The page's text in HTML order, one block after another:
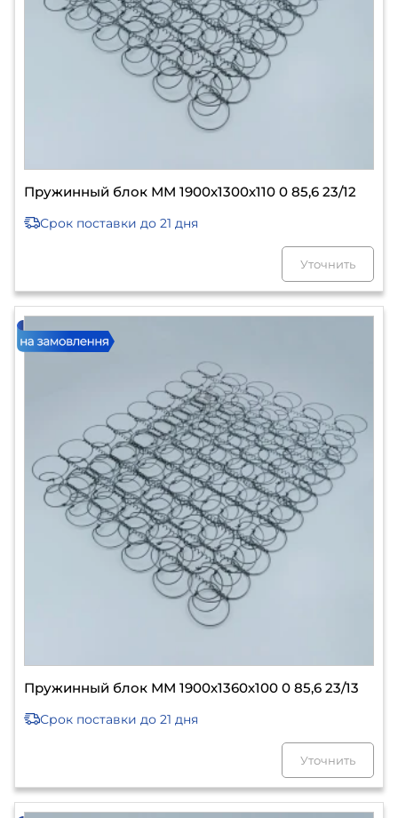
Пружинный блок ММ 1900х1300х110 0 85,6 23/12
Срок поставки до 21 дня
Уточнить
Пружинный блок ММ 1900х1360х100 0 85,6 23/13
Срок поставки до 21 дня
Уточнить